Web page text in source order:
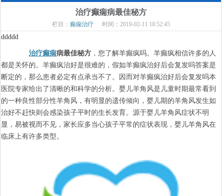
治疗癫痫病最佳秘方
栏目： 癫痫治疗 时间：2019-02-11 10:52:45
ddddd
治疗癫痫病最佳秘方 ，您了解羊癫疯吗。羊癫疯相信许多的人
都是关怀的。羊癫疯治好是很难的，假如羊癫疯治好后会复发吗答案是
断定的，那么患者必定有点承当不了。因而对羊癫疯治好后会复发吗本
医院专家给出了清晰的和科学的分析。婴儿羊角风是儿童时期最常看到
的一种良性部分性羊角风，有明显的遗传倾向，婴儿期的羊角风发生如
治好不赶快则会感染孩子平时的生长发育。源于婴儿羊角风症状不明
显，易被视而不见，家长应多当心孩子平常的症状表现，婴儿羊角风在
临床上有许多类型。